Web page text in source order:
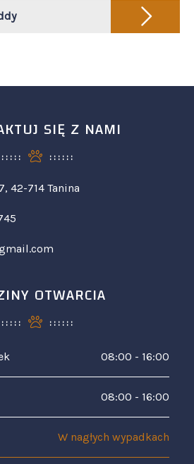
SIĘ Z NAMI
42-714 Tanina
OTWARCIA
08:00 - 16:00
08:00 - 16:00
W nagłych wypadkach